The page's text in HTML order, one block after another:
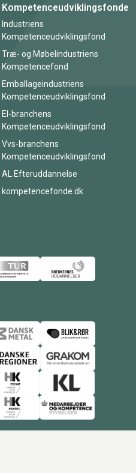
Kompetenceudviklingsfonde
Industriens
Kompetenceudviklingsfond
Træ- og Møbelindustriens
Kompetencefond
Emballageindustriens
Kompetenceudviklingsfond
El-branchens
Kompetenceudviklingsfond
Vvs-branchens
Kompetenceudviklingsfond
AL Efteruddannelse
kompetencefonde.dk